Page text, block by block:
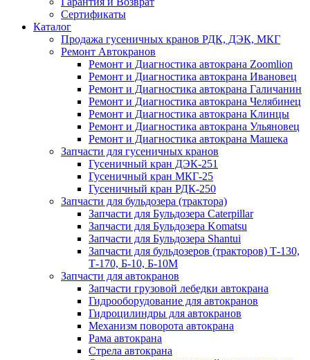
Сертификаты
Каталог
Продажа гусеничных кранов РДК, ДЭК, МКГ
Ремонт Автокранов
Ремонт и Диагностика автокрана Zoomlion
Ремонт и Диагностика автокрана Ивановец
Ремонт и Диагностика автокрана Галичанин
Ремонт и Диагностика автокрана Челябинец
Ремонт и Диагностика автокрана Клинцы
Ремонт и Диагностика автокрана Ульяновец
Ремонт и Диагностика автокрана Машека
Запчасти для гусеничных кранов
Гусеничный кран ДЭК-251
Гусеничный кран МКГ-25
Гусеничный кран РДК-250
Запчасти для бульдозера (трактора)
Запчасти для Бульдозера Caterpillar
Запчасти для Бульдозера Komatsu
Запчасти для Бульдозера Shantui
Запчасти для бульдозеров (тракторов) Т-130,
Т-170, Б-10, Б-10М
Запчасти для автокранов
Запчасти грузовой лебедки автокрана
Гидрооборудование для автокранов
Гидроцилиндры для автокранов
Механизм поворота автокрана
Рама автокрана
Стрела автокрана